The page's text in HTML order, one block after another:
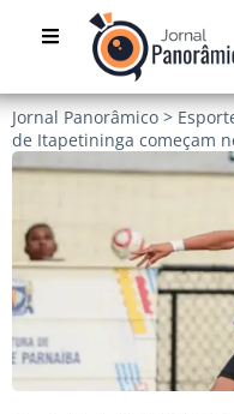
Jornal Panorâmico >
de Itapetininga começam